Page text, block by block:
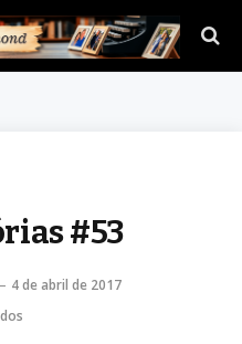
#53
4 de abril de 2017